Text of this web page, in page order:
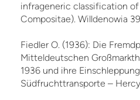
infrageneric classification
Compositae). Willdenowia
Fiedler O. (1936): Die
Mitteldeutschen
1936 und ihre
Südfruchttransporte –